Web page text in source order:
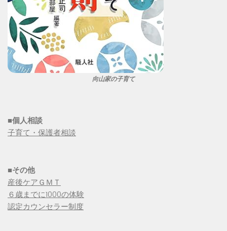
向山家の子育て
■個人相談
子育て・保護者相談
■その他
産後ケアＧＭＴ
６歳までに1000の体験
認定カウンセラー制度